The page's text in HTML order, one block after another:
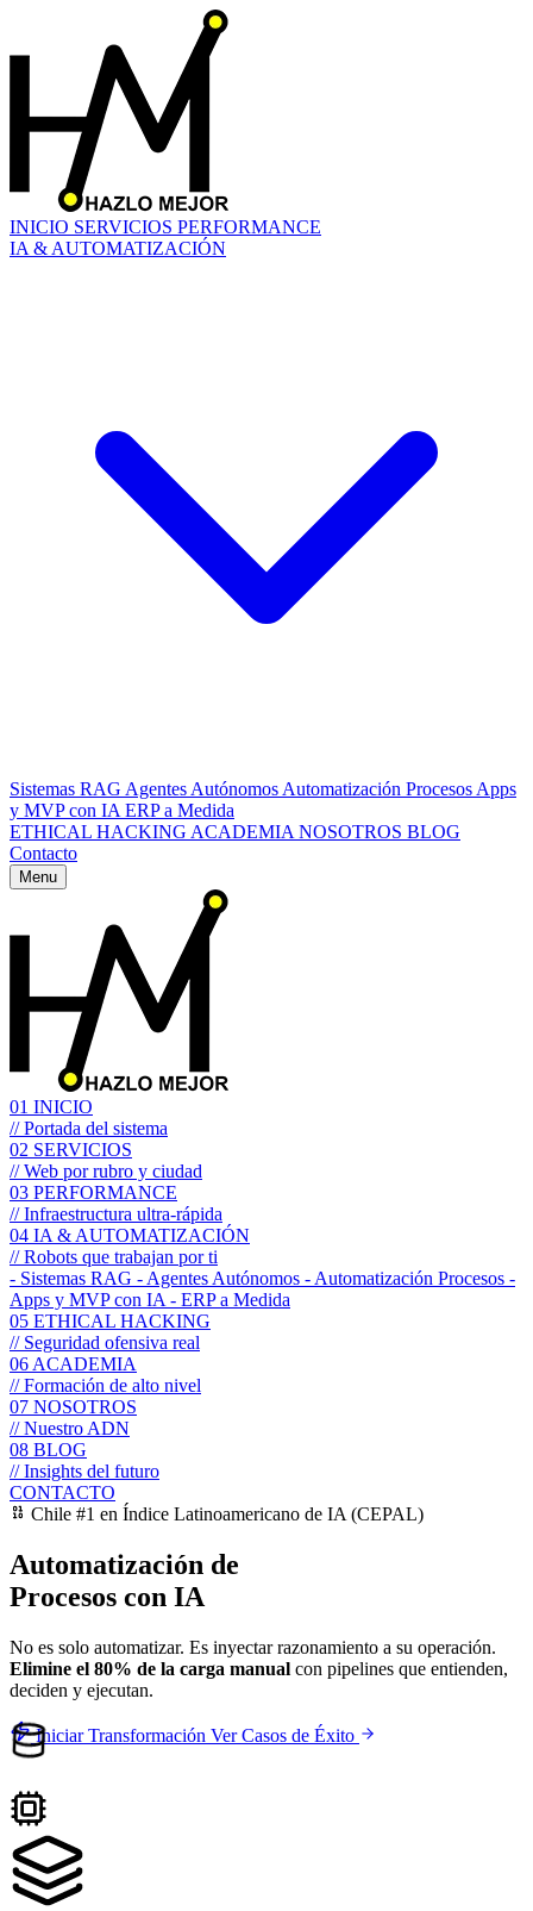
INICIO SERVICIOS PERFORMANCE
IA & AUTOMATIZACIÓN
Sistemas RAG Agentes Autónomos Automatización Procesos Apps
y MVP con IA ERP a Medida
ETHICAL HACKING ACADEMIA NOSOTROS BLOG
Contacto
Menu
01 INICIO
// Portada del sistema
02 SERVICIOS
// Web por rubro y ciudad
03 PERFORMANCE
// Infraestructura ultra-rápida
04 IA & AUTOMATIZACIÓN
// Robots que trabajan por ti
- Sistemas RAG - Agentes Autónomos - Automatización Procesos -
Apps y MVP con IA - ERP a Medida
05 ETHICAL HACKING
// Seguridad ofensiva real
06 ACADEMIA
// Formación de alto nivel
07 NOSOTROS
// Nuestro ADN
08 BLOG
// Insights del futuro
CONTACTO
Chile #1 en Índice Latinoamericano de IA (CEPAL)
Automatización de
Procesos con IA
No es solo automatizar. Es inyectar razonamiento a su operación.
Elimine el 80% de la carga manual con pipelines que entienden,
deciden y ejecutan.
Iniciar Transformación Ver Casos de Éxito